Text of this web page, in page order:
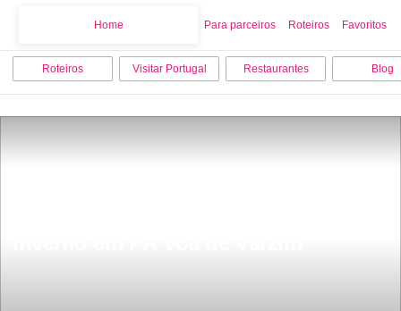
Home Para parceiros Roteiros Favoritos
Roteiros Visitar Portugal Restaurantes Blog